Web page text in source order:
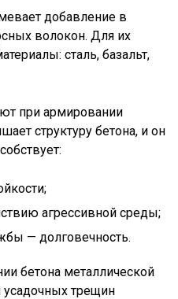
добавление в
волокон. Для их
сталь, базальт,
при армировании
структуру бетона, и он
агрессивной среды;
— долговечность.
бетона металлической
усадочных трещин